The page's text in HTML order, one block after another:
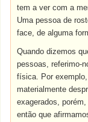
tem a ver com a
Uma pessoa de
face, de alguma
Quando dizemos
pessoas, referimo-
física. Por
materialmente
exagerados,
então que